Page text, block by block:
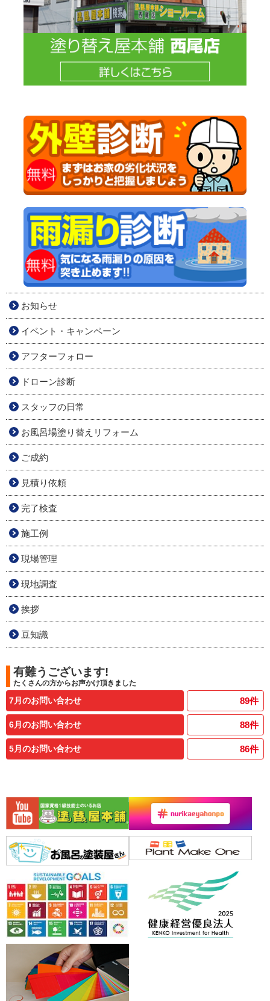
お知らせ
イベント・キャンペーン
アフターフォロー
ドローン診断
スタッフの日常
お風呂場塗り替えリフォーム
ご成約
見積り依頼
完了検査
施工例
現場管理
現地調査
挨拶
豆知識
有難うございます!
たくさんの方からお声かけ頂きました
7月のお問い合わせ 89件
6月のお問い合わせ 88件
5月のお問い合わせ 86件